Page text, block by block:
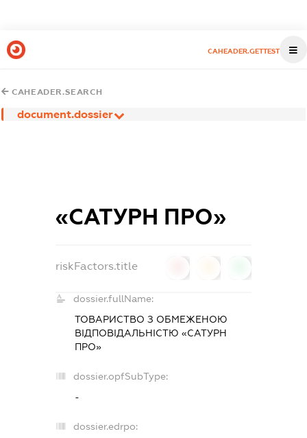
CAHEADER.GETTEST
CAHEADER.SEARCH
document.dossier
«САТУРН ПРО»
riskFactors.title
dossier.fullName:
ТОВАРИСТВО З ОБМЕЖЕНОЮ
ВІДПОВІДАЛЬНІСТЮ «САТУРН
ПРО»
dossier.opfSubType:
-
dossier.edrpo: